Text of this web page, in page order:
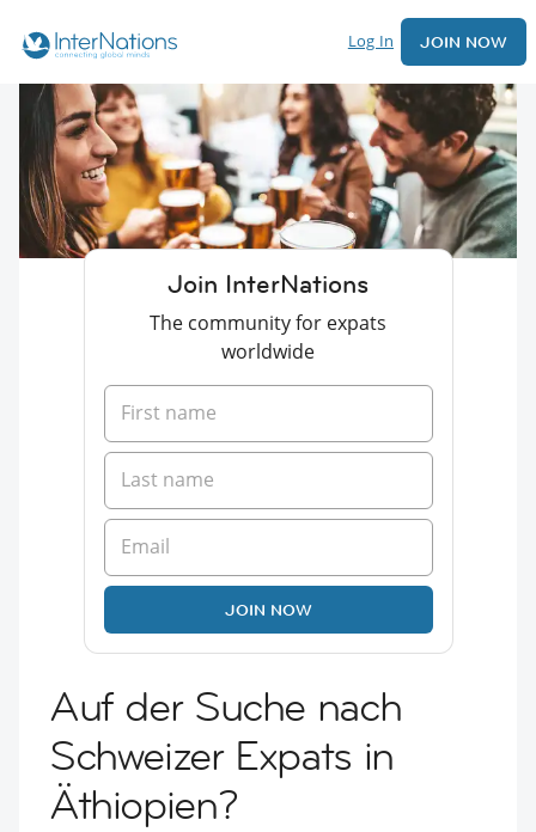
Log In JOIN NOW
Join InterNations
The community for expats
worldwide
JOIN NOW
Auf der Suche nach
Schweizer Expats in
Äthiopien?